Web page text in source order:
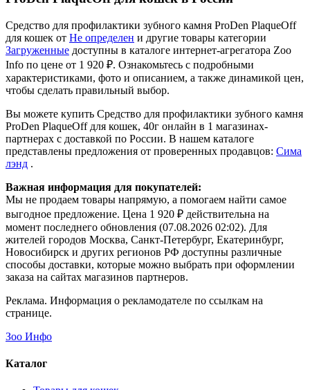
Средство для профилактики зубного камня ProDen PlaqueOff
для кошек от Не определен и другие товары категории
Загруженные доступны в каталоге интернет-агрегатора Zoo
Info по цене от 1 920 ₽. Ознакомьтесь с подробными
характеристиками, фото и описанием, а также динамикой цен,
чтобы сделать правильный выбор.
Вы можете купить Средство для профилактики зубного камня
ProDen PlaqueOff для кошек, 40г онлайн в 1 магазинах-
партнерах с доставкой по России. В нашем каталоге
представлены предложения от проверенных продавцов: Сима
лэнд .
Важная информация для покупателей:
Мы не продаем товары напрямую, а помогаем найти самое
выгодное предложение. Цена 1 920 ₽ действительна на
момент последнего обновления (07.08.2026 02:02). Для
жителей городов Москва, Санкт-Петербург, Екатеринбург,
Новосибирск и других регионов РФ доступны различные
способы доставки, которые можно выбрать при оформлении
заказа на сайтах магазинов партнеров.
Реклама. Информация о рекламодателе по ссылкам на
странице.
Зоо Инфо
Каталог